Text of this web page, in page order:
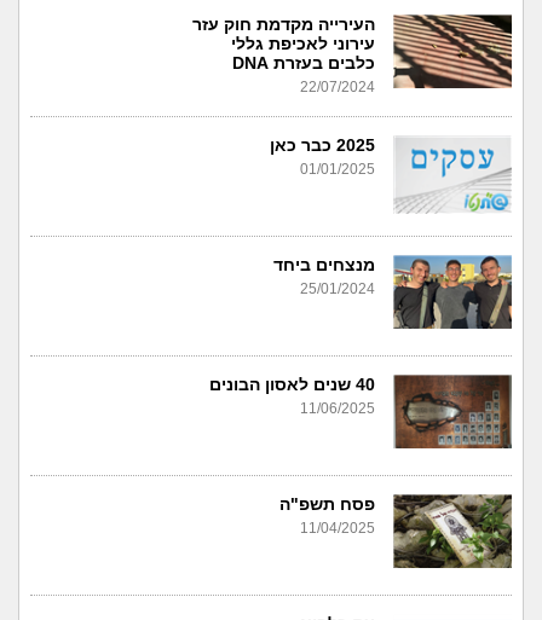
העירייה מקדמת חוק עזר
עירוני לאכיפת גללי
כלבים בעזרת DNA
22/07/2024
2025 כבר כאן
01/01/2025
מנצחים ביחד
25/01/2024
40 שנים לאסון הבונים
11/06/2025
פסח תשפ"ה
11/04/2025